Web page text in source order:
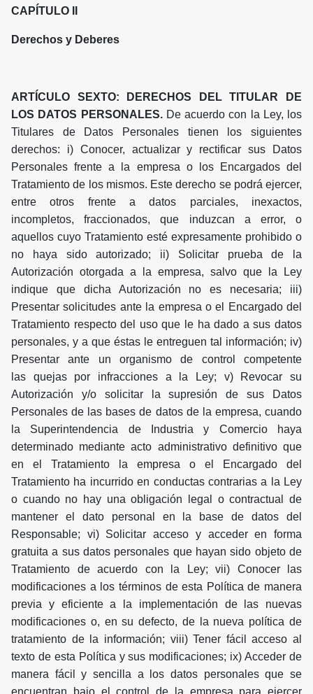
CAPÍTULO II
Derechos y Deberes
ARTÍCULO SEXTO: DERECHOS DEL TITULAR DE
LOS DATOS PERSONALES.De acuerdo con la Ley, los
Titulares de Datos Personales tienen los siguientes
derechos: i) Conocer, actualizar y rectificar sus Datos
Personales frente a la empresa o los Encargados del
Tratamiento de los mismos. Este derecho se podrá ejercer,
entre otros frente a datos parciales, inexactos,
incompletos, fraccionados, que induzcan a error, o
aquellos cuyo Tratamiento esté expresamente prohibido o
no haya sido autorizado; ii) Solicitar prueba de la
Autorización otorgada a la empresa, salvo que la Ley
indique que dicha Autorización no es necesaria; iii)
Presentar solicitudes ante la empresa o el Encargado del
Tratamiento respecto del uso que le ha dado a sus datos
personales, y a que éstas le entreguen tal información; iv)
Presentar ante un organismo de control competente
las quejas por infracciones a la Ley; v) Revocar su
Autorización y/o solicitar la supresión de sus Datos
Personales de las bases de datos de la empresa, cuando
la Superintendencia de Industria y Comercio haya
determinado mediante acto administrativo definitivo que
en el Tratamiento la empresa o el Encargado del
Tratamiento ha incurrido en conductas contrarias a la Ley
o cuando no hay una obligación legal o contractual de
mantener el dato personal en la base de datos del
Responsable; vi) Solicitar acceso y acceder en forma
gratuita a sus datos personales que hayan sido objeto de
Tratamiento de acuerdo con la Ley; vii) Conocer las
modificaciones a los términos de esta Política de manera
previa y eficiente a la implementación de las nuevas
modificaciones o, en su defecto, de la nueva política de
tratamiento de la información; viii) Tener fácil acceso al
texto de esta Política y sus modificaciones; ix) Acceder de
manera fácil y sencilla a los datos personales que se